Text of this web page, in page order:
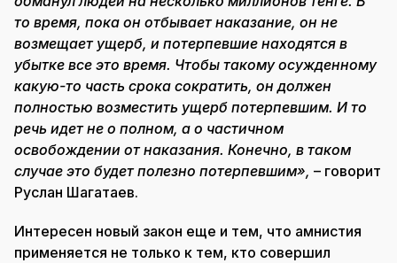
то время, пока он отбывает наказание, он не
возмещает ущерб, и потерпевшие находятся в
убытке все это время. Чтобы такому осужденному
какую-то часть срока сократить, он должен
полностью возместить ущерб потерпевшим. И то
речь идет не о полном, а о частичном
освобождении от наказания. Конечно, в таком
случае это будет полезно потерпевшим», – говорит
Руслан Шагатаев.
Интересен новый закон еще и тем, что амнистия
применяется не только к тем, кто совершил